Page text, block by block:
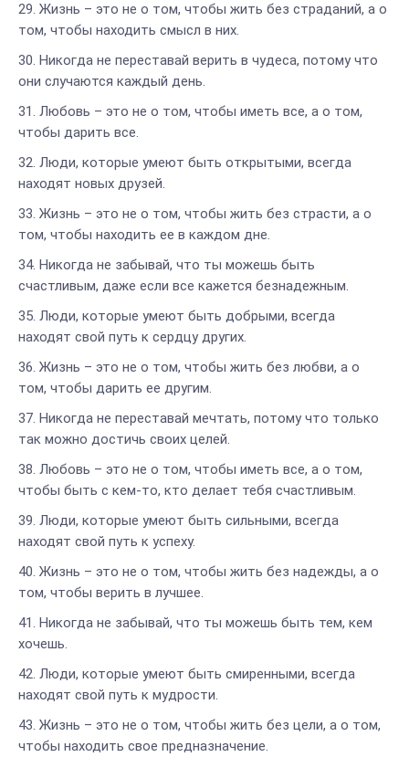
Жизнь – это не о том, чтобы жить без страданий, а о
том, чтобы находить смысл в них.
Никогда не переставай верить в чудеса, потому что
они случаются каждый день.
Любовь – это не о том, чтобы иметь все, а о том,
чтобы дарить все.
Люди, которые умеют быть открытыми, всегда
находят новых друзей.
Жизнь – это не о том, чтобы жить без страсти, а о
том, чтобы находить ее в каждом дне.
Никогда не забывай, что ты можешь быть
счастливым, даже если все кажется безнадежным.
Люди, которые умеют быть добрыми, всегда
находят свой путь к сердцу других.
Жизнь – это не о том, чтобы жить без любви, а о
том, чтобы дарить ее другим.
Никогда не переставай мечтать, потому что только
так можно достичь своих целей.
Любовь – это не о том, чтобы иметь все, а о том,
чтобы быть с кем-то, кто делает тебя счастливым.
Люди, которые умеют быть сильными, всегда
находят свой путь к успеху.
Жизнь – это не о том, чтобы жить без надежды, а о
том, чтобы верить в лучшее.
Никогда не забывай, что ты можешь быть тем, кем
хочешь.
Люди, которые умеют быть смиренными, всегда
находят свой путь к мудрости.
Жизнь – это не о том, чтобы жить без цели, а о том,
чтобы находить свое предназначение.